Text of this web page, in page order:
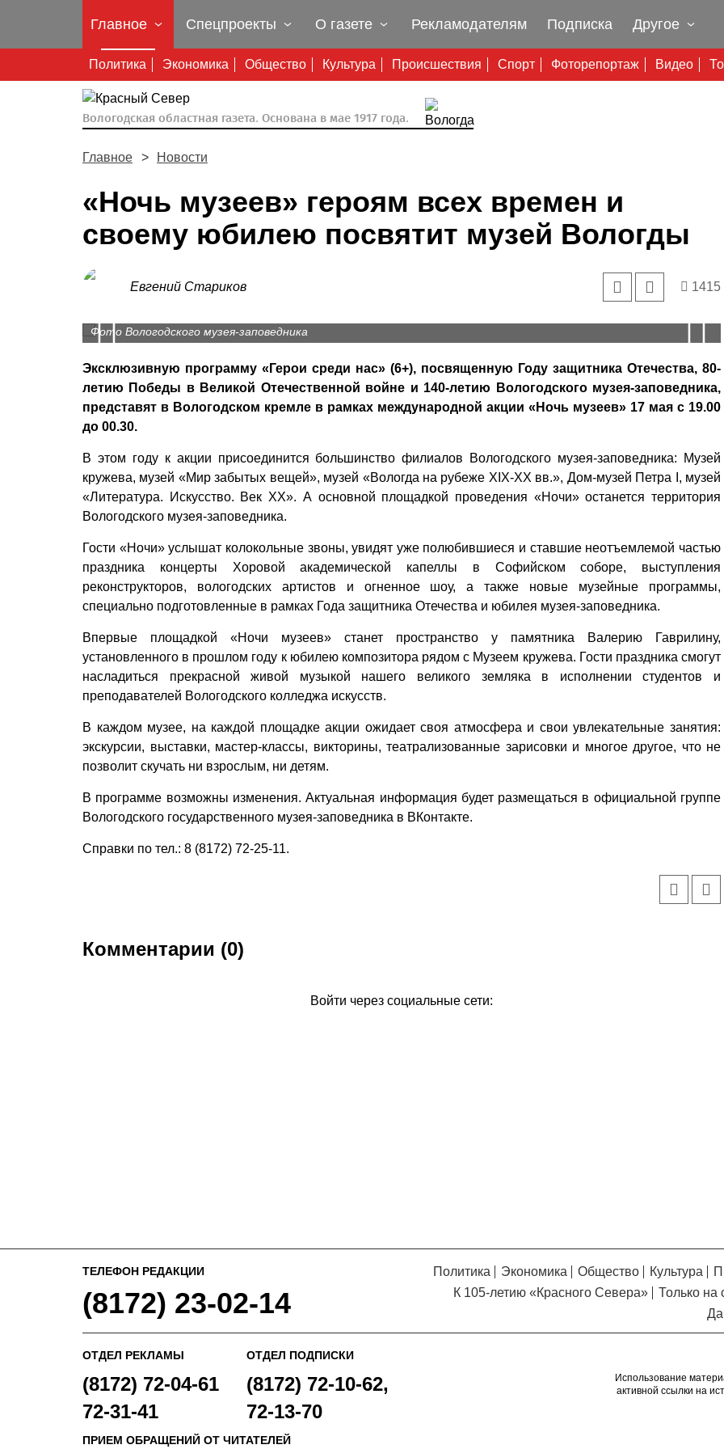
Главное
Политика Экономика Общество Культура Происшествия Спорт Фоторепортаж Видео
Спецпроекты О газете Рекламодателям Подписка Другое
Вологодская областная газета. Основана в мае 1917 года.
Главное Новости
«Ночь музеев» героям всех времен и
своему юбилею посвятит музей Вологды
Евгений Стариков 1415
Prev
Фото Вологодского музея-заповедника
Фото Вологодского музея-заповедника
Эксклюзивную программу «Герои среди нас» (6+), посвященную Году защитника Отечества, 80-
летию Победы в Великой Отечественной войне и 140-летию Вологодского музея-заповедника,
представят в Вологодском кремле в рамках международной акции «Ночь музеев» 17 мая с 19.00
до 00.30.
В этом году к акции присоединится большинство филиалов Вологодского музея-заповедника: Музей
кружева, музей «Мир забытых вещей», музей «Вологда на рубеже XIX-XX вв.», Дом-музей Петра I, музей
«Литература. Искусство. Век XX». А основной площадкой проведения «Ночи» останется территория
Вологодского музея-заповедника.
Гости «Ночи» услышат колокольные звоны, увидят уже полюбившиеся и ставшие неотъемлемой частью
праздника концерты Хоровой академической капеллы в Софийском соборе, выступления
реконструкторов, вологодских артистов и огненное шоу, а также новые музейные программы,
специально подготовленные в рамках Года защитника Отечества и юбилея музея-заповедника.
Впервые площадкой «Ночи музеев» станет пространство у памятника Валерию Гаврилину,
установленного в прошлом году к юбилею композитора рядом с Музеем кружева. Гости праздника смогут
насладиться прекрасной живой музыкой нашего великого земляка в исполнении студентов и
преподавателей Вологодского колледжа искусств.
В каждом музее, на каждой площадке акции ожидает своя атмосфера и свои увлекательные занятия:
экскурсии, выставки, мастер-классы, викторины, театрализованные зарисовки и многое другое, что не
позволит скучать ни взрослым, ни детям.
В программе возможны изменения. Актуальная информация будет размещаться в официальной группе
Вологодского государственного музея-заповедника в ВКонтакте.
Справки по тел.: 8 (8172) 72-25-11.
Комментарии (0)
Войти через социальные сети:
ТЕЛЕФОН РЕДАКЦИИ
(8172) 23-02-14
Политика Экономика Общество Культура
К 105-летию «Красного Севера»
Только на
ОТДЕЛ РЕКЛАМЫ
(8172) 72-04-61
72-31-41
ОТДЕЛ ПОДПИСКИ
(8172) 72-10-62,
72-13-70
ПРИЕМ ОБРАЩЕНИЙ ОТ ЧИТАТЕЛЕЙ
Использование
активной ссылки на